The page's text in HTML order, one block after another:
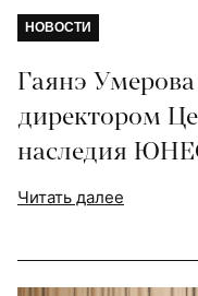
НОВОСТИ
Гаянэ
директором
наследия
Читать далее